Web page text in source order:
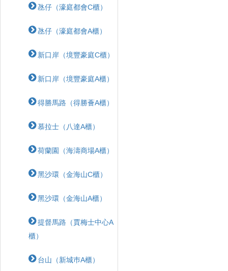
氹仔（濠庭都會C櫃）
氹仔（濠庭都會A櫃）
新口岸（境豐豪庭C櫃）
新口岸（境豐豪庭A櫃）
得勝馬路（得勝薈A櫃）
慕拉士（八達A櫃）
荷蘭園（海濤商場A櫃）
黑沙環（金海山C櫃）
黑沙環（金海山A櫃）
提督馬路（賈梅士中心A
櫃）
台山（新城巿A櫃）